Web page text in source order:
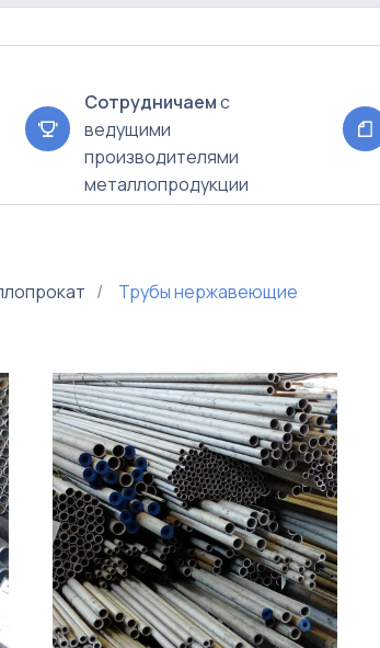
Сотрудничаемс
ведущими
производителями
металлопродукции
/ Трубы нержавеющие